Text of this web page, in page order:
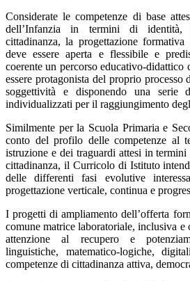
Considerate le competenze di base
dell’Infanzia in termini di identità,
cittadinanza, la progettazione
deve essere aperta e flessibile e
coerente un percorso educativo-didattico
essere protagonista del proprio processo
soggettività e disponendo una serie
individualizzati per il raggiungimento
Similmente per la Scuola Primaria e
conto del profilo delle competenze al
istruzione e dei traguardi attesi in
cittadinanza, il Curricolo di Istituto
delle differenti fasi evolutive
progettazione verticale, continua e
I progetti di ampliamento dell’offerta
comune matrice laboratoriale, inclusiva e
attenzione al recupero e
linguistiche, matematico-logiche,
competenze di cittadinanza attiva,